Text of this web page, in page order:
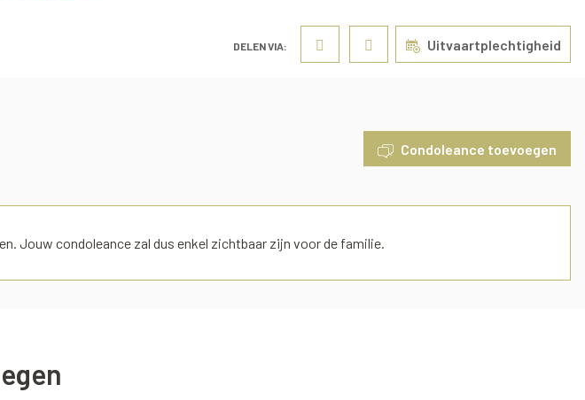
DELEN VIA: Uitvaartplechtigheid
Condoleance toevoegen
Jouw condoleance zal dus enkel zichtbaar zijn voor de familie.